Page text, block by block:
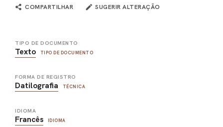
COMPARTILHAR SUGERIR ALTERAÇÃO
TIPO DE DOCUMENTO
Texto TIPO DE DOCUMENTO
FORMA DE REGISTRO
Datilografia TÉCNICA
IDIOMA
Francês IDIOMA